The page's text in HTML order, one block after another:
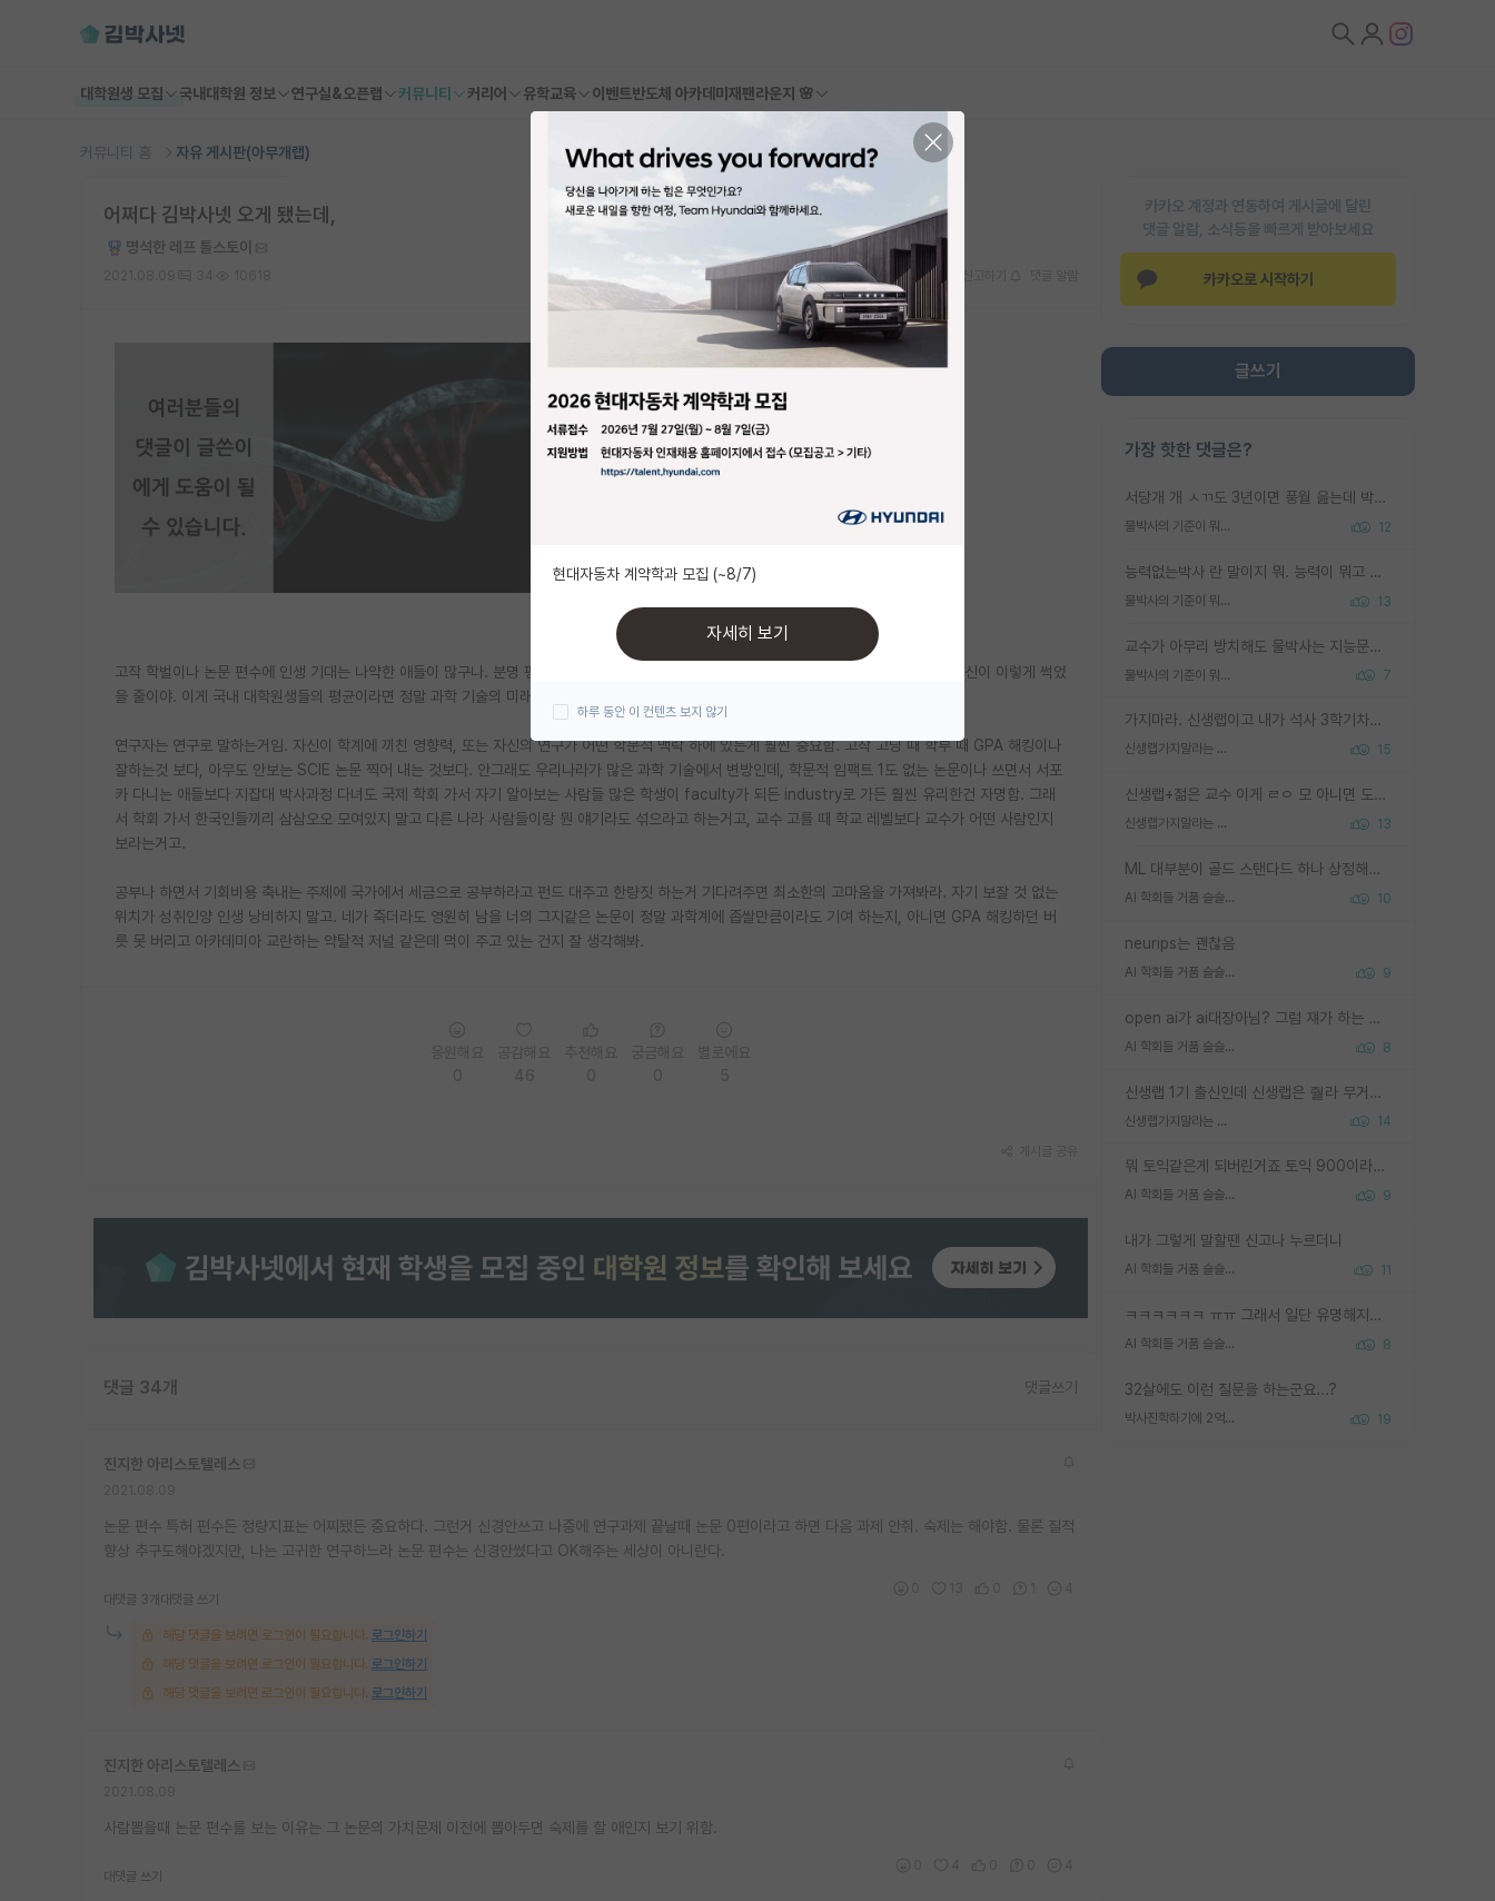
대학원생 모집 국내대학원 정보 연구실&오픈랩 커뮤니티 커리어 유학교육 이벤트반도체 아카데미 재팬라운지 🌸
커뮤니티 홈 자유 게시판(아무개랩)
카카오 계정과 연동하여 게시글에 달린
댓글 알람, 소식등을 빠르게 받아보세요
카카오로 시작하기
글쓰기
가장 핫한 댓글은?
서당개 개 ㅅㄲ도 3년이면 풍월 읊는데 박사 5년 이상 대리고 있으면서 물된건 교수 탓 맞는ㄱ게 거기가 서당이 아니란 소리임
물박사의 기준이 뭐임? 12
능력없는박사 란 말이지 뭐. 능력이 뭐고 능력이 있다는게 뭔지는 사람마다 기준이 다르니까 얘기해봐야 서로 자기 기준만 얘기해서 논쟁이 끝이 안나고. 주위에서 능력있고 야심있는 신입생이 교수가 유의미한 피드백을 아예 안주면서 제대로된 과제에 참여해볼 기회도 제공하지 않고 잡일 뺑뺑이만 돌려서 맨날 단순작업만 하면서 밤새다가 눈빛이 점점 죽어가는걸 본 사람은 물박사는 교수탓이라고 하고, 교수는 이것저것 알려도 주고 기회도 주고 사수 동기 붙여주면서 어떻게든 끌고가려고 하는데 본인이 매일 뺀질거리면서 출근 하는둥마는둥 하다가 기껏 와서도 폰이나 쳐다보다가 실험 망치고 저녁약속있어서 먼저 가볼게요~ 하는걸 본 사람은 물박사는 본인탓이라고 함.
물박사의 기준이 뭐임? 13
교수가 아무리 방치해도 물박사는 지능문제고 본인 의지 문제임. 만물 교수탓 하는 애들이 이상한거임.
물박사의 기준이 뭐임? 7
가지마라. 신생랩이고 내가 석사 3학기차인데 최고참인데 나도 아무것도 모르는데 교수가 후배들 왜 논문 교육 안시키냐. 논문 왜 안 써오냐 닦달한다
신생랩가지말라는 이유가 있었구나 15
신생랩+젊은 교수 이게 ㄹㅇ 모 아니면 도인듯.
신생랩가지말라는 이유가 있었구나 13
ML 대부분이 골드 스탠다드 하나 상정해놓고 (벤치마크 데이터셋이 여러 개면 여러 개 상정) 그거 얼마나 잘 맞추나 싸움임 가끔 번뜩이는 설계 철학을 보여주는 논문들도 있지만 대부분 그거 성적 얼마나 더 올리느라에 혈안이 되어 있는 측면이 잇음
AI 학회들 거품 슬슬 지적이 나오네요 10
neurips는 괜찮음
AI 학회들 거품 슬슬 지적이 나오네요 9
open ai가 ai대장아님? 그럼 쟤가 하는 말이 다 맞겠네
AI 학회들 거품 슬슬 지적이 나오네요 8
신생랩 1기 출신인데 신생랩은 줠라 무거운 바벨 같은거임. 들면 대박인데 못들면 깔려 죽음. 아무도 알려주지 않는 환경에서 자생해야하지만, 일단 살아남았다면 그 어떤 사람보다 악착같고 생존력 높은 사람으로 거듭날 수 있음
신생랩가지말라는 이유가 있었구나 14
뭐 토익같은게 되버린거죠 토익 900이라고 영어잘하는건 아닙니다만 잘하는사람은 다 900을 넘는 그런
AI 학회들 거품 슬슬 지적이 나오네요 9
내가 그렇게 말할땐 신고나 누르더니
AI 학회들 거품 슬슬 지적이 나오네요 11
ㅋㅋㅋㅋㅋㅋ ㅠㅠ 그래서 일단 유명해지는게 중요한거같습니다
AI 학회들 거품 슬슬 지적이 나오네요 8
32살에도 이런 질문을 하는군요...?
박사진학하기에 2억은 괜찮은 (?) 정도의 경제력인가요 19
어쩌다 김박사넷 오게 됐는데,
명석한 레프 톨스토이
스크랩
고작 학벌이나 논문 편수에 인생 기대는 나약한 애들이 많구나. 분명 평균 이상의 지능을 갖고 우리나라에서 좋다는 학교 다니는 애들일텐데 정신이 이렇게 썩었
을 줄이야. 이게 국내 대학원생들의 평균이라면 정말 과학 기술의 미래가 밝지는 않겠다는 생각이 듬.
연구자는 연구로 말하는거임. 자신이 학계에 끼친 영향력, 또는 자신의 연구가 어떤 학문적 맥락 하에 있는게 훨씬 중요함. 고작 고딩 때 학부 때 GPA 해킹이나
잘하는것 보다, 아무도 안보는 SCIE 논문 찍어 내는 것보다. 안그래도 우리나라가 많은 과학 기술에서 변방인데, 학문적 임팩트 1도 없는 논문이나 쓰면서 서포
카 다니는 애들보다 지잡대 박사과정 다녀도 국제 학회 가서 자기 알아보는 사람들 많은 학생이 faculty가 되든 industry로 가든 훨씬 유리한건 자명함. 그래
서 학회 가서 한국인들끼리 삼삼오오 모여있지 말고 다른 나라 사람들이랑 뭔 얘기라도 섞으라고 하는거고, 교수 고를 때 학교 레벨보다 교수가 어떤 사람인지
보라는거고.
공부나 하면서 기회비용 축내는 주제에 국가에서 세금으로 공부하라고 펀드 대주고 한량짓 하는거 기다려주면 최소한의 고마움을 가져봐라. 자기 보잘 것 없는
위치가 성취인양 인생 낭비하지 말고. 네가 죽더라도 영원히 남을 너의 그지같은 논문이 정말 과학계에 좁쌀만큼이라도 기여 하는지, 아니면 GPA 해킹하던 버
릇 못 버리고 아카데미아 교란하는 약탈적 저널 같은데 먹이 주고 있는 건지 잘 생각해봐.
댓글 34개 댓글쓰기
진지한 아리스토텔레스
논문 편수 특허 편수든 정량지표는 어찌됐든 중요하다. 그런거 신경안쓰고 나중에 연구과제 끝날때 논문 0편이라고 하면 다음 과제 안줘. 숙제는 해야함. 물론 질적
향상 추구도해야겠지만, 나는 고귀한 연구하느라 논문 편수는 신경안썼다고 OK해주는 세상이 아니란다.
대댓글 3개 대댓글 쓰기
해당 댓글을 보려면 로그인이 필요합니다. 로그인하기
해당 댓글을 보려면 로그인이 필요합니다. 로그인하기
해당 댓글을 보려면 로그인이 필요합니다. 로그인하기
진지한 아리스토텔레스
사람뽑을때 논문 편수를 보는 이유는 그 논문의 가치문제 이전에 뽑아두면 숙제를 할 애인지 보기 위함.
대댓글 쓰기
현대자동차 계약학과 모집 (~8/7)
자세히 보기
하루 동안 이 컨텐츠 보지 않기